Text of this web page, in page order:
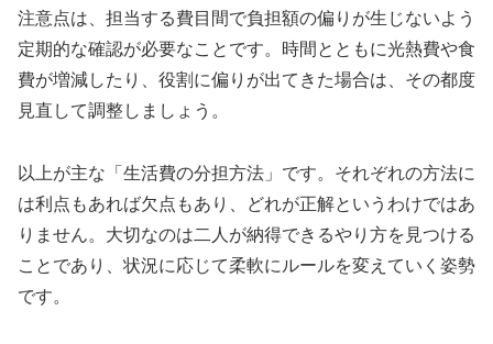
注意点は、担当する費目間で負担額の偏りが生じないよう
定期的な確認が必要なことです。時間とともに光熱費や食
費が増減したり、役割に偏りが出てきた場合は、その都度
見直して調整しましょう。
以上が主な「生活費の分担方法」です。それぞれの方法に
は利点もあれば欠点もあり、どれが正解というわけではあ
りません。大切なのは二人が納得できるやり方を見つける
ことであり、状況に応じて柔軟にルールを変えていく姿勢
です。